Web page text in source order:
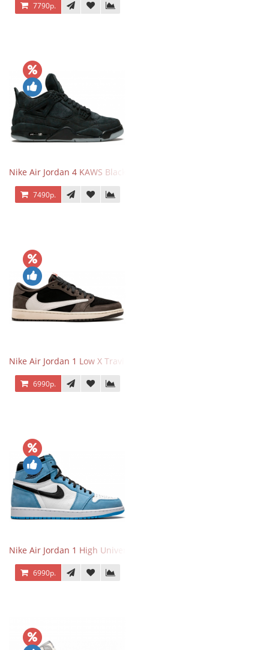
7790р.
Nike Air Jordan 4 KAWS Black
7490р.
Nike Air Jordan 1 Low X Travis Scott
6990р.
Nike Air Jordan 1 High University Blue
6990р.